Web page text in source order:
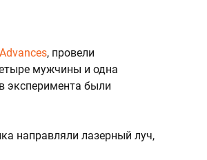
, провели
мужчины и одна
эксперимента были
направляли лазерный луч,